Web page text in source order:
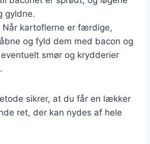
gyldne.
Når kartoflerne er færdige,
og fyld dem med bacon og
smør og krydderier
sikrer, at du får en lækker
ret, der kan nydes af hele